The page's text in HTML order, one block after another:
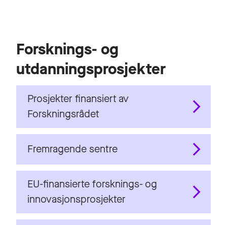
Forsknings- og
utdanningsprosjekter
Prosjekter finansiert av
Forskningsrådet
Fremragende sentre
EU-finansierte forsknings- og
innovasjonsprosjekter